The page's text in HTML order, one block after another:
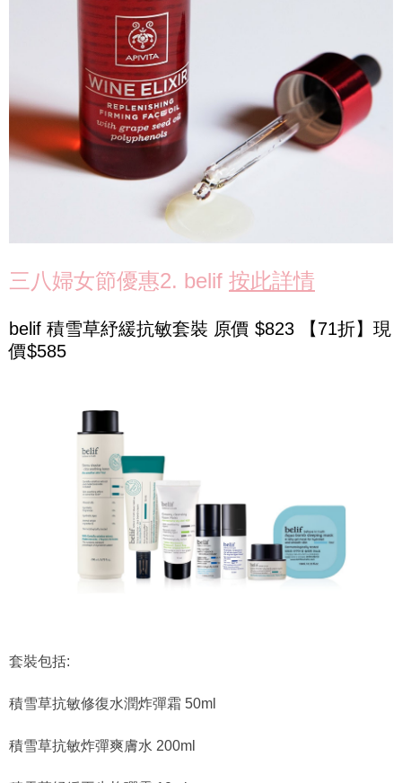
三八婦女節優惠2. belif 按此詳情
belif 積雪草紓緩抗敏套裝 原價 $823 【71折】現
價$585
套裝包括:
積雪草抗敏修復水潤炸彈霜 50ml
積雪草抗敏炸彈爽膚水 200ml